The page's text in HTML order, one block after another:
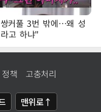
커풀 3번 밖에…왜 성
고 하냐"
책 고충처리
맨위로↑